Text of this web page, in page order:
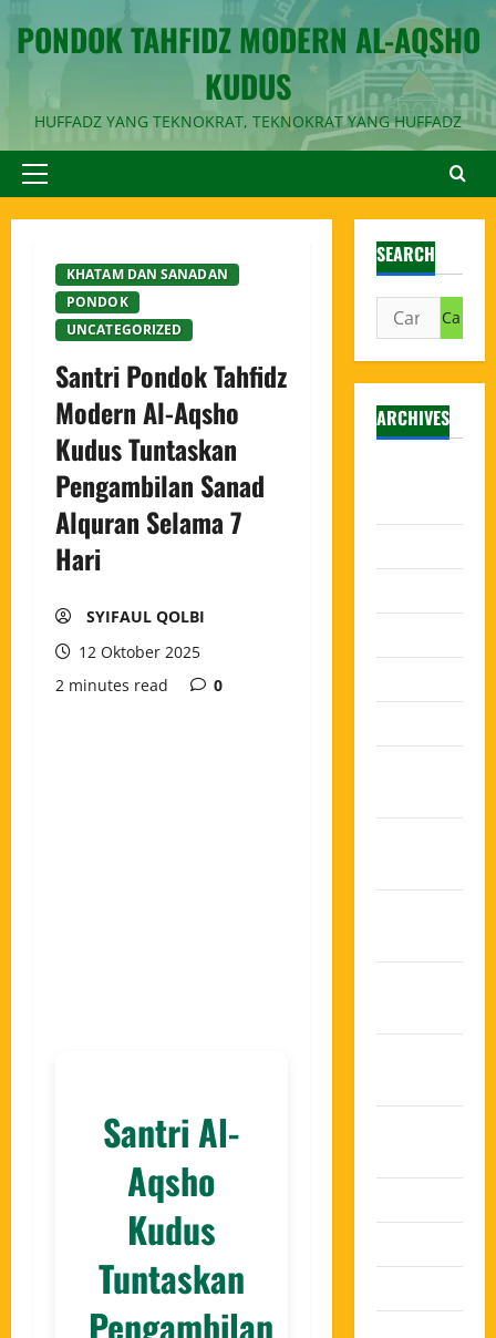
PONDOK TAHFIDZ MODERN AL-AQSHO
KUDUS
HUFFADZ YANG TEKNOKRAT, TEKNOKRAT YANG HUFFADZ
KHATAM DAN SANADAN
PONDOK
UNCATEGORIZED
Santri Pondok Tahfidz
Modern Al-Aqsho
Kudus Tuntaskan
Pengambilan Sanad
Alquran Selama 7
Hari
SYIFAUL QOLBI
12 Oktober 2025
2 minutes read
0
Santri Al-
Aqsho
Kudus
Tuntaskan
Pengambilan
SEARCH
ARCHIVES